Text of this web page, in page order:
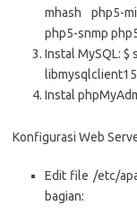
mhash php5-
php5-snmp
Instal MySQL:
Instal
Konfigurasi Web
Edit file /etc/
bagian: